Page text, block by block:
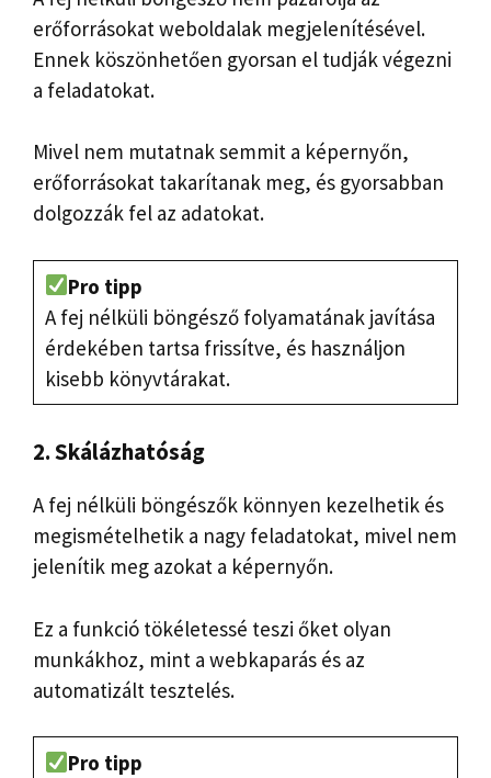
erőforrásokat weboldalak megjelenítésével.
Ennek köszönhetően gyorsan el tudják végezni
a feladatokat.
Mivel nem mutatnak semmit a képernyőn,
erőforrásokat takarítanak meg, és gyorsabban
dolgozzák fel az adatokat.
Pro tipp
A fej nélküli böngésző folyamatának javítása
érdekében tartsa frissítve, és használjon
kisebb könyvtárakat.
2. Skálázhatóság
A fej nélküli böngészők könnyen kezelhetik és
megismételhetik a nagy feladatokat, mivel nem
jelenítik meg azokat a képernyőn.
Ez a funkció tökéletessé teszi őket olyan
munkákhoz, mint a webkaparás és az
automatizált tesztelés.
Pro tipp